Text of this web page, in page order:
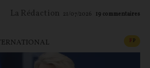
La Rédaction 21/07/2026 19 commentaires
FP